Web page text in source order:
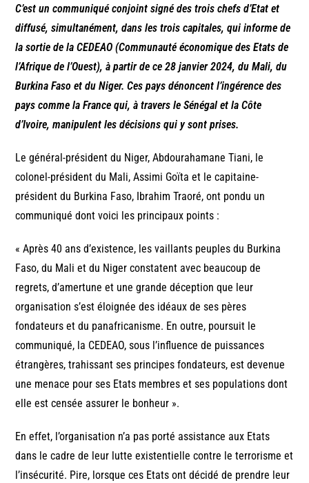
C’est un communiqué conjoint signé des trois chefs d’Etat et
diffusé, simultanément, dans les trois capitales, qui informe de
la sortie de la CEDEAO (Communauté économique des Etats de
l’Afrique de l’Ouest), à partir de ce 28 janvier 2024, du Mali, du
Burkina Faso et du Niger. Ces pays dénoncent l’ingérence des
pays comme la France qui, à travers le Sénégal et la Côte
d’Ivoire, manipulent les décisions qui y sont prises.
Le général-président du Niger, Abdourahamane Tiani, le
colonel-président du Mali, Assimi Goïta et le capitaine-
président du Burkina Faso, Ibrahim Traoré, ont pondu un
communiqué dont voici les principaux points :
« Après 40 ans d’existence, les vaillants peuples du Burkina
Faso, du Mali et du Niger constatent avec beaucoup de
regrets, d’amertune et une grande déception que leur
organisation s’est éloignée des idéaux de ses pères
fondateurs et du panafricanisme. En outre, poursuit le
communiqué, la CEDEAO, sous l’influence de puissances
étrangères, trahissant ses principes fondateurs, est devenue
une menace pour ses Etats membres et ses populations dont
elle est censée assurer le bonheur ».
En effet, l’organisation n’a pas porté assistance aux Etats
dans le cadre de leur lutte existentielle contre le terrorisme et
l’insécurité. Pire, lorsque ces Etats ont décidé de prendre leur